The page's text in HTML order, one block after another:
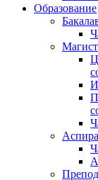
Образование